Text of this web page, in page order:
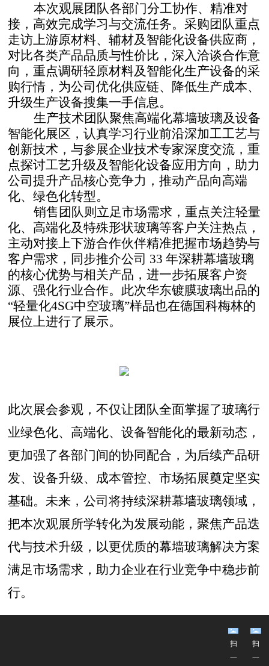
本次观展团队各部门分工协作、精准对
接，高效完成学习与交流任务。采购团队重点
走访上游原材料、辅材及智能化设备供应商，
对比各类产品品质与性价比，深入洽谈合作意
向，重点调研轻原材料及智能化生产设备的采
购行情，为公司优化供应链、降低生产成本、
升级生产设备搜集一手信息。
生产技术团队聚焦高端化幕墙玻璃及设备
智能化展区，认真学习行业前沿深加工工艺与
创新技术，与参展企业技术专家深度交流，重
点探讨工艺升级及智能化设备应用方向，助力
公司提升产品核心竞争力，推动产品向高端
化、绿色化转型。
销售团队则立足市场需求，重点关注轻量
化、高端化及特殊形状玻璃等客户关注热点，
主动对接上下游合作伙伴精准把握市场趋势与
客户需求，同步推介公司 33 年深耕幕墙玻璃
的核心优势与相关产品，进一步拓展客户资
源、强化行业合作。此次华东镀膜玻璃出品的
“轻量化4SG中空玻璃”样品也在德国科梅林的
展位上进行了展示。
此次展会参观，不仅让团队全面掌握了玻璃行
业绿色化、高端化、设备智能化的最新动态，
更加强了各部门间的协同配合，为后续产品研
发、设备升级、成本管控、市场拓展奠定坚实
基础。未来，公司将持续深耕幕墙玻璃领域，
把本次观展所学转化为发展动能，聚焦产品迭
代与技术升级，以更优质的幕墙玻璃解决方案
满足市场需求，助力企业在行业竞争中稳步前
行。
扫
一
扫
一